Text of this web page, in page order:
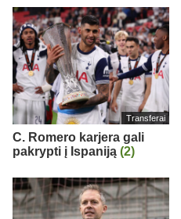
Transferai
C. Romero karjera gali
pakrypti į Ispaniją (2)